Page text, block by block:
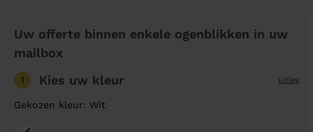
Uw offerte binnen enkele ogenblikken in uw
mailbox
1 Kies uw kleur uitleg
Gekozen kleur: Wit